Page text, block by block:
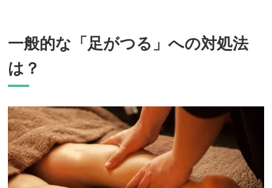
一般的な「足がつる」への対処法
は？